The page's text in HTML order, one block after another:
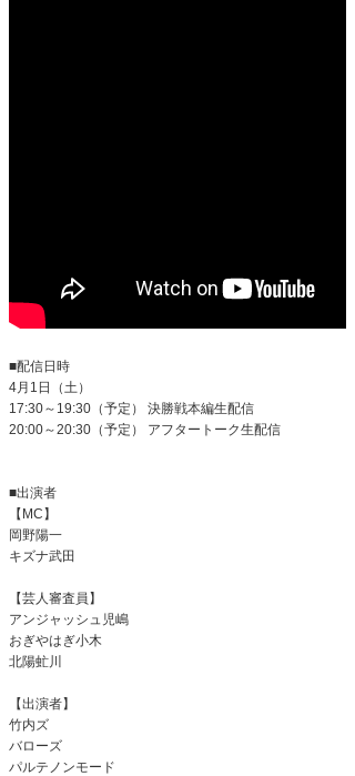
■配信日時
4月 1 日（土）
17:30～ 19:30 （予定） 決勝戦本編生配信
20:00～20:30 （予定） アフタートーク生配信
■出演者
【 MC 】
岡野陽一
キズナ武田
【芸人審査員】
アンジャッシュ児嶋
おぎやはぎ小木
北陽虻川
【出演者】
竹内ズ
バローズ
パルテノンモード